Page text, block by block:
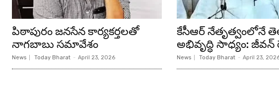
పిఠాపురం జనసేన కార్యకర్తలతో
నాగబాబు సమావేశం
News Today Bharat - April 23, 2026
కేసీఆర్ నేతృత్వంలోనే
అభివృద్ధి సాధ్యం: జీవన్
News Today Bharat - April 23,